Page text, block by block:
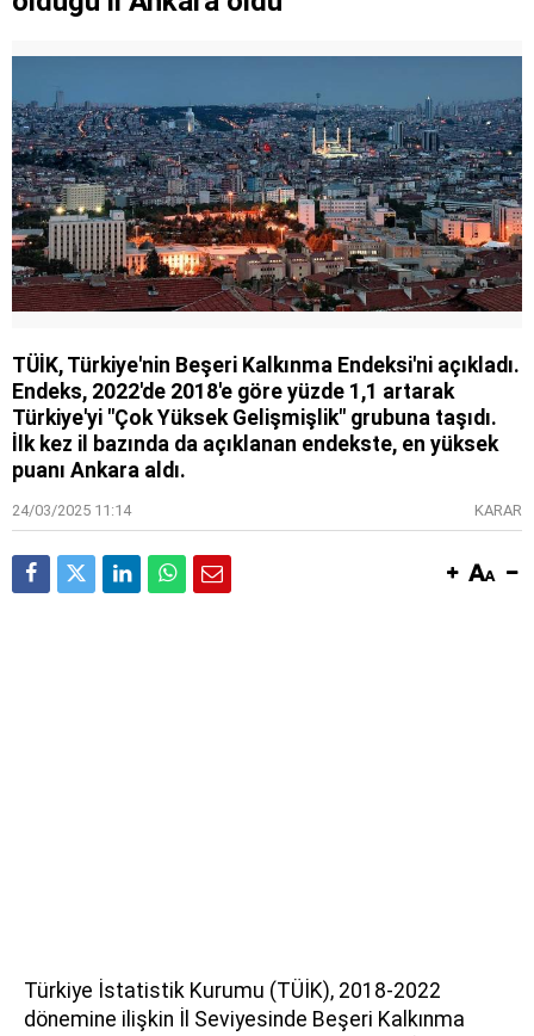
TÜİK, Türkiye'nin Beşeri Kalkınma Endeksi'ni açıkladı.
Endeks, 2022'de 2018'e göre yüzde 1,1 artarak
Türkiye'yi "Çok Yüksek Gelişmişlik" grubuna taşıdı.
İlk kez il bazında da açıklanan endekste, en yüksek
puanı Ankara aldı.
24/03/2025 11:14 KARAR
Türkiye İstatistik Kurumu (TÜİK), 2018-2022
dönemine ilişkin İl Seviyesinde Beşeri Kalkınma